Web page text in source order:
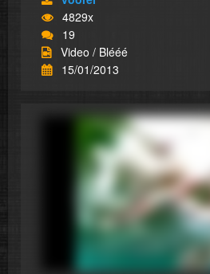
4829x
19
Video / Blééé
15/01/2013